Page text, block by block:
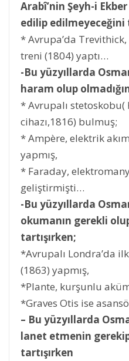
Arabî’nin Şeyh-i
edilip edilmeyeceğini
* Avrupa’da
treni (1804) yaptı…
-Bu yüzyıllarda
haram olup
* Avrupalı stetoskobu(
cihazı,1816) bulmuş;
* Ampère, elektrik
yapmış,
* Faraday,
geliştirmişti…
-Bu yüzyıllarda
okumanın gerekli
tartışırken;
*Avrupalı Londra’da
(1863) yapmış,
*Plante, kurşunlu
*Graves Otis ise
– Bu yüzyıllarda
lanet etmenin
tartışırken